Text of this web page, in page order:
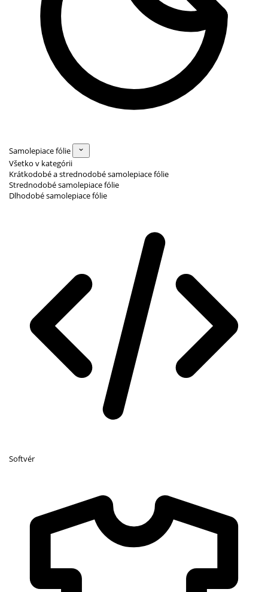
Samolepiace fólie
Všetko v kategórii
Krátkodobé a strednodobé samolepiace fólie
Strednodobé samolepiace fólie
Dlhodobé samolepiace fólie
Softvér